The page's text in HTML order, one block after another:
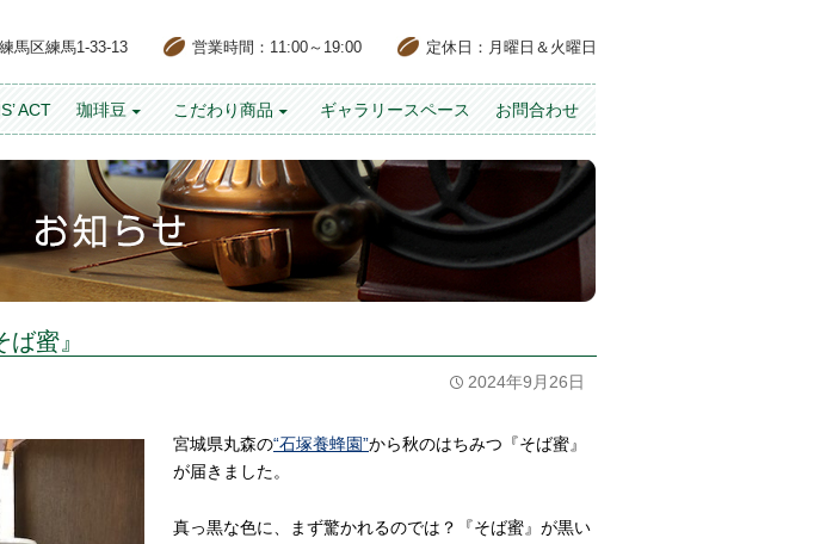
馬区練馬1-33-13 営業時間：11:00～19:00 定休日：月曜日＆火曜日
ACT 珈琲豆 こだわり商品 ギャラリースペース お問合わせ
蜜』
2024年9月26日
宮城県丸森の“石塚養蜂園”から秋のはちみつ『そば蜜』
が届きました。
真っ黒な色に、まず驚かれるのでは？『そば蜜』が黒い